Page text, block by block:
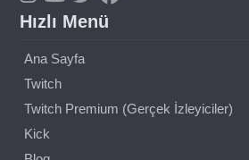
Hızlı Menü
Ana Sayfa
Twitch
Twitch Premium (Gerçek İzleyiciler)
Kick